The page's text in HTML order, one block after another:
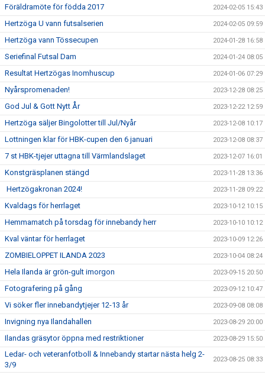
Föräldramöte för födda 2017 2024-02-05 15:43
Hertzöga U vann futsalserien 2024-02-05 09:59
Hertzöga vann Tössecupen 2024-01-28 16:58
Seriefinal Futsal Dam 2024-01-24 08:05
Resultat Hertzögas Inomhuscup 2024-01-06 07:29
Nyårspromenaden! 2023-12-28 08:25
God Jul & Gott Nytt År 2023-12-22 12:59
Hertzöga säljer Bingolotter till Jul/Nyår 2023-12-08 10:17
Lottningen klar för HBK-cupen den 6 januari 2023-12-08 08:37
7 st HBK-tjejer uttagna till Värmlandslaget 2023-12-07 16:01
Konstgräsplanen stängd 2023-11-28 13:36
Hertzögakronan 2024! 2023-11-28 09:22
Kvaldags för herrlaget 2023-10-12 10:15
Hemmamatch på torsdag för innebandy herr 2023-10-10 10:12
Kval väntar för herrlaget 2023-10-09 12:26
ZOMBIELOPPET ILANDA 2023 2023-10-04 08:24
Hela Ilanda är grön-gult imorgon 2023-09-15 20:50
Fotografering på gång 2023-09-12 10:47
Vi söker fler innebandytjejer 12-13 år 2023-09-08 08:08
Invigning nya Ilandahallen 2023-08-29 20:00
Ilandas gräsytor öppna med restriktioner 2023-08-29 15:50
Ledar- och veteranfotboll & Innebandy startar nästa helg 2-
3/9
2023-08-25 08:33